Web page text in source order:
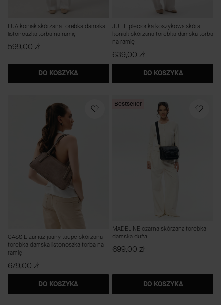
LUA koniak skórzana torebka damska
listonoszka torba na ramię
Cena
599,00 zł
DO KOSZYKA
JULIE plecionka koszykowa skóra
koniak skórzana torebka damska torba
na ramię
Cena
639,00 zł
DO KOSZYKA
CASSIE zamsz jasny taupe skórzana
torebka damska listonoszka torba na
ramię
Cena
679,00 zł
DO KOSZYKA
Bestseller
MADELINE czarna skórzana torebka
damska duża
Cena
699,00 zł
DO KOSZYKA